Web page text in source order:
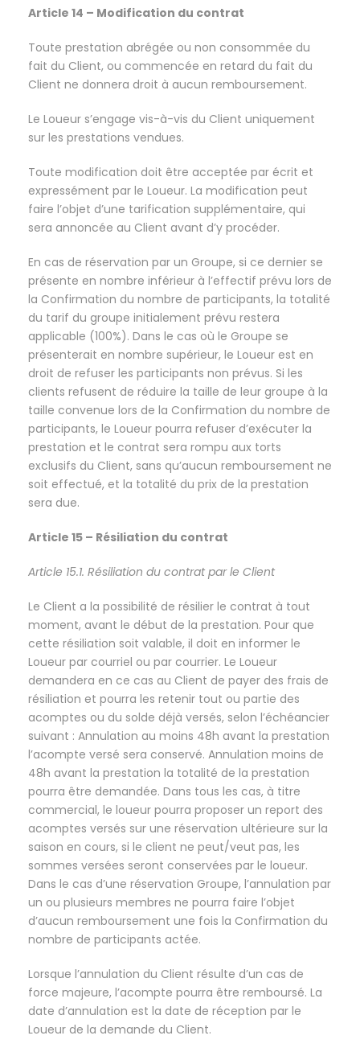
Article 14 – Modification du contrat
Toute prestation abrégée ou non consommée du
fait du Client, ou commencée en retard du fait du
Client ne donnera droit à aucun remboursement.
Le Loueur s’engage vis-à-vis du Client uniquement
sur les prestations vendues.
Toute modification doit être acceptée par écrit et
expressément par le Loueur. La modification peut
faire l’objet d’une tarification supplémentaire, qui
sera annoncée au Client avant d’y procéder.
En cas de réservation par un Groupe, si ce dernier se
présente en nombre inférieur à l’effectif prévu lors de
la Confirmation du nombre de participants, la totalité
du tarif du groupe initialement prévu restera
applicable (100%). Dans le cas où le Groupe se
présenterait en nombre supérieur, le Loueur est en
droit de refuser les participants non prévus. Si les
clients refusent de réduire la taille de leur groupe à la
taille convenue lors de la Confirmation du nombre de
participants, le Loueur pourra refuser d’exécuter la
prestation et le contrat sera rompu aux torts
exclusifs du Client, sans qu’aucun remboursement ne
soit effectué, et la totalité du prix de la prestation
sera due.
Article 15 – Résiliation du contrat
Article 15.1. Résiliation du contrat par le Client
Le Client a la possibilité de résilier le contrat à tout
moment, avant le début de la prestation. Pour que
cette résiliation soit valable, il doit en informer le
Loueur par courriel ou par courrier. Le Loueur
demandera en ce cas au Client de payer des frais de
résiliation et pourra les retenir tout ou partie des
acomptes ou du solde déjà versés, selon l’échéancier
suivant : Annulation au moins 48h avant la prestation
l’acompte versé sera conservé. Annulation moins de
48h avant la prestation la totalité de la prestation
pourra être demandée. Dans tous les cas, à titre
commercial, le loueur pourra proposer un report des
acomptes versés sur une réservation ultérieure sur la
saison en cours, si le client ne peut/veut pas, les
sommes versées seront conservées par le loueur.
Dans le cas d’une réservation Groupe, l’annulation par
un ou plusieurs membres ne pourra faire l’objet
d’aucun remboursement une fois la Confirmation du
nombre de participants actée.
Lorsque l’annulation du Client résulte d’un cas de
force majeure, l’acompte pourra être remboursé. La
date d’annulation est la date de réception par le
Loueur de la demande du Client.